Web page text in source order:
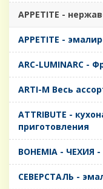
APPETITE -
APPETITE -
ARC-LUMINARC -
ARTI-M Весь
ATTRIBUTE -
приготовления
BOHEMIA - ЧЕХИЯ
CЕВЕРСТАЛЬ -